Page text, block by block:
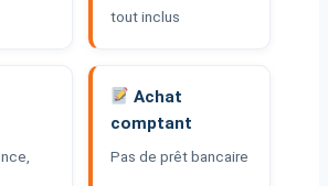
tout inclus
Achat
comptant
Pas de prêt bancaire